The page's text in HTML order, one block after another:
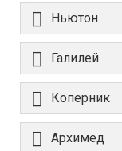
Ньютон
Галилей
Коперник
Архимед